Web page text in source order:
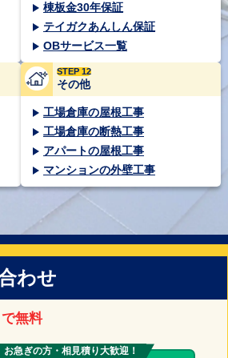
棟板金30年保証
テイガクあんしん保証
OBサービス一覧
STEP 12
その他
工場倉庫の屋根工事
工場倉庫の断熱工事
アパートの屋根工事
マンションの外壁工事
わせ
無料
お急ぎの方・相見積り大歓迎！